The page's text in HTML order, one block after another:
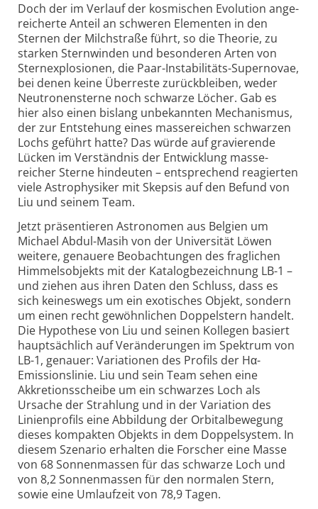
Doch der im Verlauf der kosmischen Evolution ange­
reicherte Anteil an schweren Elementen in den
Sternen der Milchstraße führt, so die Theorie, zu
starken Sternwinden und besonderen Arten von
Stern­explosionen, die Paar-Insta­bilitäts-Supernovae,
bei denen keine Überreste zurückbleiben, weder
Neutronen­sterne noch schwarze Löcher. Gab es
hier also einen bislang unbe­kannten Mechanismus,
der zur Entstehung eines massereichen schwarzen
Lochs geführt hatte? Das würde auf gravierende
Lücken im Verständnis der Entwicklung masse­
reicher Sterne hindeuten – entsprechend reagierten
viele Astrophysiker mit Skepsis auf den Befund von
Liu und seinem Team.
Jetzt präsen­tieren Astronomen aus Belgien um
Michael Abdul-Masih von der Uni­versität Löwen
weitere, genauere Beo­bachtungen des fraglichen
Himmels­objekts mit der Katalog­bezeichnung LB-1 –
und ziehen aus ihren Daten den Schluss, dass es
sich keineswegs um ein exotisches Objekt, sondern
um einen recht gewöhn­lichen Doppel­stern handelt.
Die Hypothese von Liu und seinen Kollegen basiert
haupt­sächlich auf Veränderungen im Spektrum von
LB-1, genauer: Varia­tionen des Profils der Hα-
Emissions­linie. Liu und sein Team sehen eine
Akkretions­scheibe um ein schwarzes Loch als
Ursache der Strahlung und in der Variation des
Linienprofils eine Abbildung der Orbital­bewegung
dieses kompakten Objekts in dem Doppelsystem. In
diesem Szenario erhalten die Forscher eine Masse
von 68 Sonnen­massen für das schwarze Loch und
von 8,2 Sonnenmassen für den normalen Stern,
sowie eine Umlaufzeit von 78,9 Tagen.